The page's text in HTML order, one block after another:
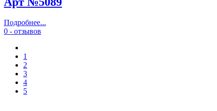
Подробнее...
0 - отзывов
1
2
3
4
5